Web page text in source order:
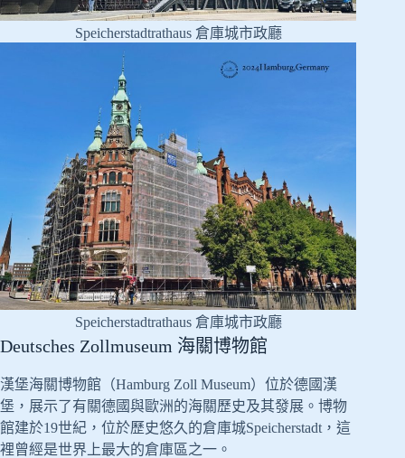
Speicherstadtrathaus 倉庫城市政廳
Speicherstadtrathaus 倉庫城市政廳
Deutsches Zollmuseum 海關博物館
漢堡海關博物館（Hamburg Zoll Museum）位於德國漢
堡，展示了有關德國與歐洲的海關歷史及其發展。博物
館建於19世紀，位於歷史悠久的倉庫城Speicherstadt，這
裡曾經是世界上最大的倉庫區之一。